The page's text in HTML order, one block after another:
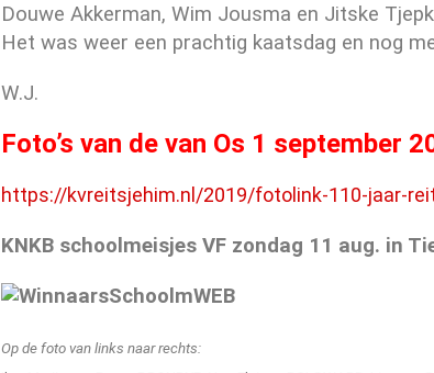
Douwe Akkerman, Wim Jousma en Jitske
Het was weer een prachtig kaatsdag en nog
W.J.
Foto’s van de van Os 1 september
https://kvreitsjehim.nl/2019/fotolink-110-jaar-
KNKB schoolmeisjes VF zondag 11 aug. in
Op de foto van links naar rechts: